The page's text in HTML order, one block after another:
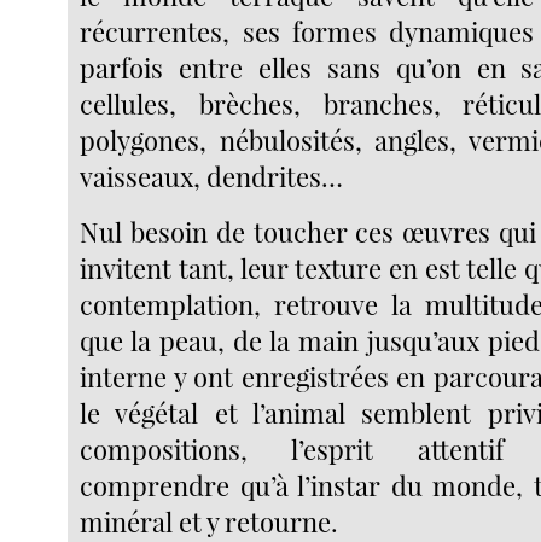
récurrentes, ses formes
parfois entre elles sans qu’on en
cellules, brèches, branches,
polygones, nébulosités, angles,
vaisseaux, dendrites…
Nul besoin de toucher ces œuvres
invitent tant, leur texture en est telle
contemplation, retrouve la
que la peau, de la main jusqu’aux
interne y ont enregistrées en
le végétal et l’animal semblent
compositions, l’esprit attentif
comprendre qu’à l’instar du
minéral et y retourne.